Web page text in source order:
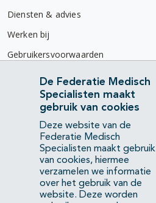
Diensten & advies
Werken bij
Gebruikersvoorwaarden
Privacyverklaring
Contact
Mercatorlaan 1200
3528 BL Utrecht
(088) 505 34 34
info@richtlijnendatabase.nl
De Federatie Medisch
Specialisten maakt
gebruik van cookies
Deze website van de
Federatie Medisch
Specialisten maakt gebruik
van cookies, hiermee
verzamelen we informatie
over het gebruik van de
website. Deze worden